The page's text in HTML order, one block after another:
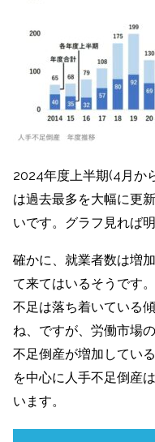
2024年度上半期(4月か
は過去最多を大幅に更
いです。グラフ見れば
確かに、就業者数は増
て来てはいるそうです
不足は落ち着いている
ね、ですが、労働市場
不足倒産が増加してい
を中心に人手不足倒産
います。